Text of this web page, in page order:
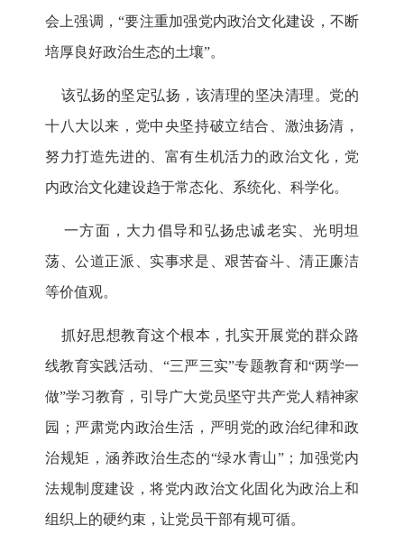
会上强调，“要注重加强党内政治文化建设，不断
培厚良好政治生态的土壤”。
该弘扬的坚定弘扬，该清理的坚决清理。党的
十八大以来，党中央坚持破立结合、激浊扬清，
努力打造先进的、富有生机活力的政治文化，党
内政治文化建设趋于常态化、系统化、科学化。
一方面，大力倡导和弘扬忠诚老实、光明坦
荡、公道正派、实事求是、艰苦奋斗、清正廉洁
等价值观。
抓好思想教育这个根本，扎实开展党的群众路
线教育实践活动、“三严三实”专题教育和“两学一
做”学习教育，引导广大党员坚守共产党人精神家
园；严肃党内政治生活，严明党的政治纪律和政
治规矩，涵养政治生态的“绿水青山”；加强党内
法规制度建设，将党内政治文化固化为政治上和
组织上的硬约束，让党员干部有规可循。